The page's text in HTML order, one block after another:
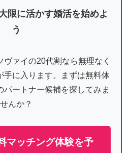
限に活かす婚活を始めよ
う
ァイの20代割なら無理なく
手に入ります。まずは無料体
ートナー候補を探してみま
せんか？
マッチング体験を予